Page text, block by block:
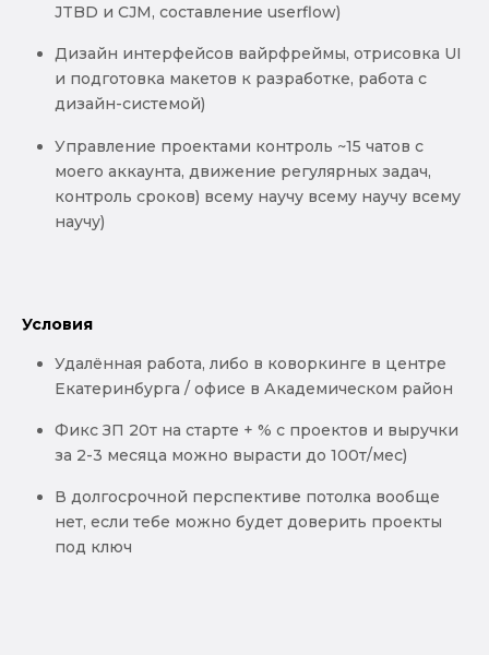
JTBD и CJM, составление userflow)
Дизайн интерфейсов вайрфреймы, отрисовка UI
и подготовка макетов к разработке, работа с
дизайн-системой)
Управление проектами контроль ~15 чатов с
моего аккаунта, движение регулярных задач,
контроль сроков) всему научу всему научу всему
научу)
Условия
Удалённая работа, либо в коворкинге в центре
Екатеринбурга / офисе в Академическом район
Фикс ЗП 20т на старте + % с проектов и выручки
за 2-3 месяца можно вырасти до 100т/мес)
В долгосрочной перспективе потолка вообще
нет, если тебе можно будет доверить проекты
под ключ